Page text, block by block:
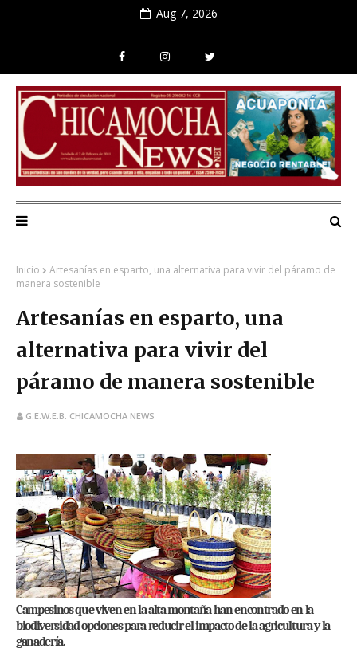
Aug 7, 2026
Inicio
Artesanías en esparto, una alternativa para vivir del páramo de
manera sostenible
Artesanías en esparto, una
alternativa para vivir del
páramo de manera sostenible
G.E.W.E.B. CHICAMOCHA NEWS
Campesinos que viven en la alta montaña han encontrado en la
biodiversidad opciones para reducir el impacto de la agricultura y la
ganadería.